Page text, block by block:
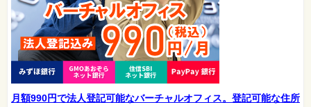
月額990円で法人登記可能なバーチャルオフィス。登記可能な住所